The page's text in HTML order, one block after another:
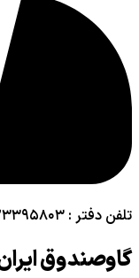
تلفن دفتر : ۰۹۱۲۳۳۹۵۸۰۳- 021۲۲۰۸۱۰۹۵
گاوصندوق